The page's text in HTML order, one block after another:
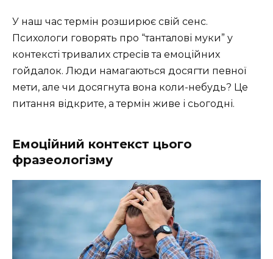
У наш час термін розширює свій сенс.
Психологи говорять про “танталові муки” у
контексті тривалих стресів та емоційних
гойдалок. Люди намагаються досягти певної
мети, але чи досягнута вона коли-небудь? Це
питання відкрите, а термін живе і сьогодні.
Емоційний контекст цього
фразеологізму